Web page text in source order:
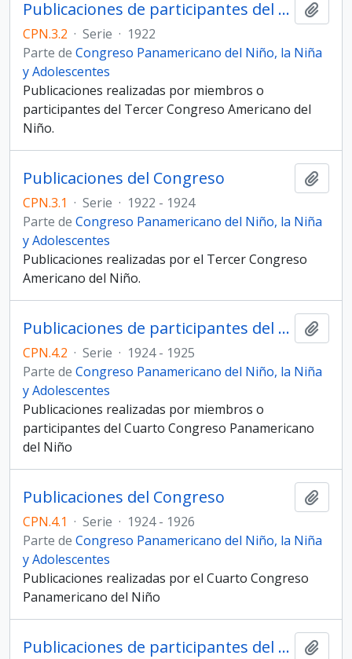
Publicaciones de participantes del Congreso
CPN.3.2 · Serie · 1922
Parte de Congreso Panamericano del Niño, la Niña
y Adolescentes
Publicaciones realizadas por miembros o
participantes del Tercer Congreso Americano del
Niño.
Publicaciones del Congreso
CPN.3.1 · Serie · 1922 - 1924
Parte de Congreso Panamericano del Niño, la Niña
y Adolescentes
Publicaciones realizadas por el Tercer Congreso
Americano del Niño.
Publicaciones de participantes del Congreso
CPN.4.2 · Serie · 1924 - 1925
Parte de Congreso Panamericano del Niño, la Niña
y Adolescentes
Publicaciones realizadas por miembros o
participantes del Cuarto Congreso Panamericano
del Niño
Publicaciones del Congreso
CPN.4.1 · Serie · 1924 - 1926
Parte de Congreso Panamericano del Niño, la Niña
y Adolescentes
Publicaciones realizadas por el Cuarto Congreso
Panamericano del Niño
Publicaciones de participantes del Congreso